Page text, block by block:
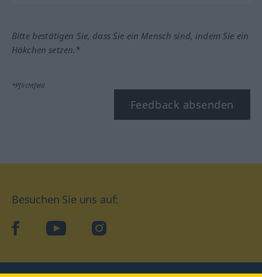
Bitte bestätigen Sie, dass Sie ein Mensch sind, indem Sie ein
Häkchen setzen.*
*Pflichtfeld
Feedback absenden
Besuchen Sie uns auf:
facebookYouTube Instagram